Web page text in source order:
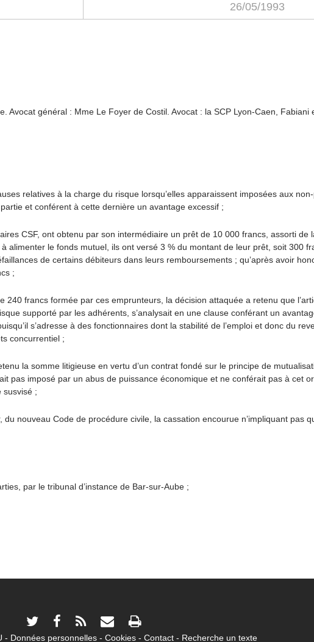
26/05/1993
général : Mme Le Foyer de Costil. Avocat : la SCP Lyon-Caen, Fabiani
relatives à la charge du risque lorsqu’elles apparaissent imposées aux
et conférent à cette dernière un avantage excessif ;
CSF, ont obtenu par son intermédiaire un prêt de 10 000 francs, assorti de
alimenter le fonds mutuel, ils ont versé 3 % du montant de leur prêt, soit 300
de certains débiteurs dans leurs remboursements ; qu’après avoir
;
francs formée par ces emprunteurs, la décision attaquée a retenu que
supporté par les adhérents, s’analysait en une clause conférant un
s’adresse à des fonctionnaires dont la stabilité de l’emploi et donc du
concurrentiel ;
la somme litigieuse en vertu d’un contrat fondé sur le principe de
pas imposé par un abus de puissance économique et ne conférait pas à cet
susvisé ;
nouveau Code de procédure civile, la cassation encourue n’impliquant pas
par le tribunal d’instance de Bar-sur-Aube ;
Données personnelles Cookies Contact Recherche un texte